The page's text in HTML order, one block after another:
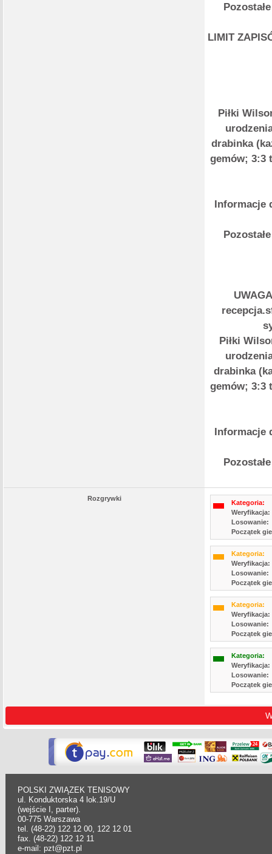
LIMIT
Piłki
drabinka
gemów; 3:3
Informacje
Piłki
drabinka
gemów; 3:3
Informacje
Rozgrywki
Kategoria:
Weryfikacja:
Losowanie:
Początek
Kategoria:
Weryfikacja:
Losowanie:
Początek
Kategoria:
Weryfikacja:
Losowanie:
Początek
Kategoria:
Weryfikacja:
Losowanie:
Początek
POLSKI ZWIĄZEK TENISOWY
ul. Konduktorska 4 lok.19/U
(wejście I, parter).
00-775 Warszawa
tel. (48-22) 122 12 00, 122 12 01
fax. (48-22) 122 12 11
e-mail: pzt@pzt.pl